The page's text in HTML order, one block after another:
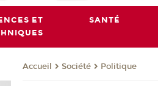
ET
SANTÉ
Accueil Société Politique